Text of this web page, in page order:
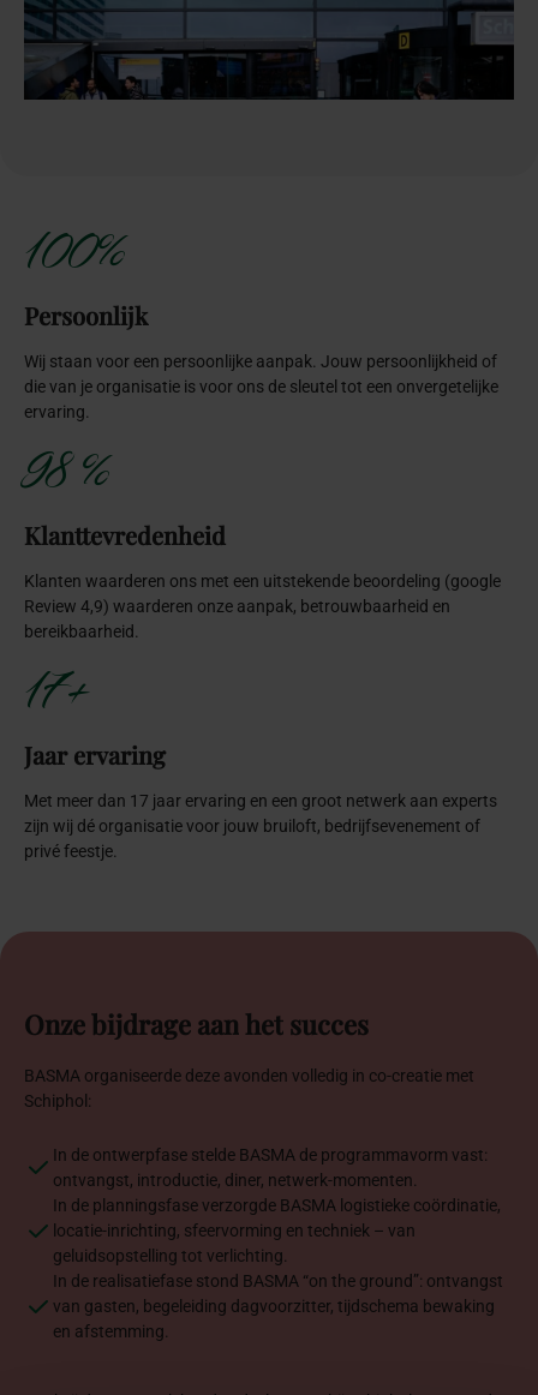
100%
Persoonlijk
Wij staan voor een persoonlijke aanpak. Jouw persoonlijkheid of
die van je organisatie is voor ons de sleutel tot een onvergetelijke
ervaring.
98 %
Klanttevredenheid
Klanten waarderen ons met een uitstekende beoordeling (google
Review 4,9) waarderen onze aanpak, betrouwbaarheid en
bereikbaarheid.
17+
Jaar ervaring
Met meer dan 17 jaar ervaring en een groot netwerk aan experts
zijn wij dé organisatie voor jouw bruiloft, bedrijfsevenement of
privé feestje.
Onzebijdrage aanhet succes
BASMA organiseerde deze avonden volledig in co-creatie met
Schiphol:
In de ontwerpfase stelde BASMA de programmavorm vast:
ontvangst, introductie, diner, netwerk-momenten.
In de planningsfase verzorgde BASMA logistieke coördinatie,
locatie-inrichting, sfeervorming en techniek – van
geluidsopstelling tot verlichting.
In de realisatiefase stond BASMA “on the ground”: ontvangst
van gasten, begeleiding dagvoorzitter, tijdschema bewaking
en afstemming.